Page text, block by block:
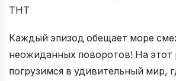
ТНТ
Каждый эпизод обещает море
неожиданных поворотов! На этот
погрузимся в удивительный мир,